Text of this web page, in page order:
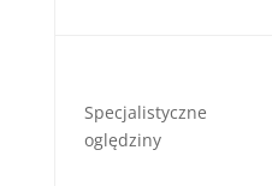
Specjalistyczne
oględziny